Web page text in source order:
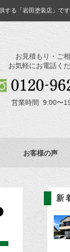
する「岩田塗装店」です
お見積もり・ご
お気軽にお電話く
営業時間 9:00〜
お客様の声
新